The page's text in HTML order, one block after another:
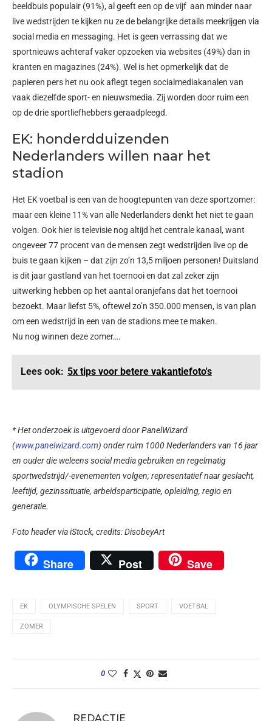
beeldbuis populair (91%), al geeft een op de vijf aan minder naar
live wedstrijden te kijken nu ze de belangrijke details meekrijgen via
social media en messaging. Het is geen verrassing dat we
sportnieuws achteraf vaker opzoeken via websites (49%) dan in
kranten en magazines (24%). Wel is het opmerkelijk dat de
papieren pers het nu ook aflegt tegen socialmediakanalen van
vaak diezelfde sport- en nieuwsmedia. Zij worden door ruim een
op de drie sportliefhebbers geraadpleegd.
EK: honderdduizenden
Nederlanders willen naar het
stadion
Het EK voetbal is een van de hoogtepunten van deze sportzomer:
maar een kleine 11% van alle Nederlanders denkt het niet te gaan
volgen. Ook hier is televisie nog altijd het centrale kanaal, want
ongeveer 77 procent van de mensen zegt wedstrijden live op de
buis te gaan kijken – dat zijn zo’n 13,5 miljoen personen! Duitsland
is dit jaar gastland van het toernooi en dat zal zeker zijn
uitwerking hebben op het aantal oranjefans dat het toernooi
bezoekt. Maar liefst 5%, oftewel zo’n 350.000 mensen, is van plan
om een wedstrijd in een van de stadions mee te maken.
Nu nog winnen deze zomer….
Lees ook: 5x tips voor betere vakantiefoto's
* Het onderzoek is uitgevoerd door PanelWizard
(www.panelwizard.com) onder ruim 1000 Nederlanders van 16 jaar
en ouder die weleens social media gebruiken en regelmatig
sportwedstrijd/-evenementen volgen; representatief naar geslacht,
leeftijd, gezinssituatie, arbeidsparticipatie, opleiding, regio en
generatie.
Foto header via iStock, credits:DisobeyArt
Share Post Save
EK OLYMPISCHE SPELEN SPORT VOETBAL
ZOMER
0
REDACTIE